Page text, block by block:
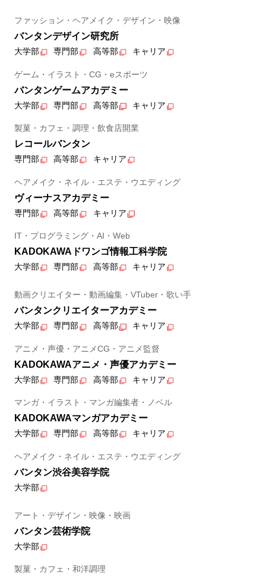
ファッション・ヘアメイク・デザイン・映像
バンタンデザイン研究所
大学部 専門部 高等部 キャリア
ゲーム・イラスト・CG・eスポーツ
バンタンゲームアカデミー
大学部 専門部 高等部 キャリア
製菓・カフェ・調理・飲食店開業
レコールバンタン
専門部 高等部 キャリア
ヘアメイク・ネイル・エステ・ウエディング
ヴィーナスアカデミー
専門部 高等部 キャリア
IT・プログラミング・AI・Web
KADOKAWAドワンゴ情報工科学院
大学部 専門部 高等部 キャリア
動画クリエイター・動画編集・VTuber・歌い手
バンタンクリエイターアカデミー
大学部 専門部 高等部 キャリア
アニメ・声優・アニメCG・アニメ監督
KADOKAWAアニメ・声優アカデミー
大学部 専門部 高等部 キャリア
マンガ・イラスト・マンガ編集者・ノベル
KADOKAWAマンガアカデミー
大学部 専門部 高等部 キャリア
ヘアメイク・ネイル・エステ・ウエディング
バンタン渋谷美容学院
大学部
アート・デザイン・映像・映画
バンタン芸術学院
大学部
製菓・カフェ・和洋調理